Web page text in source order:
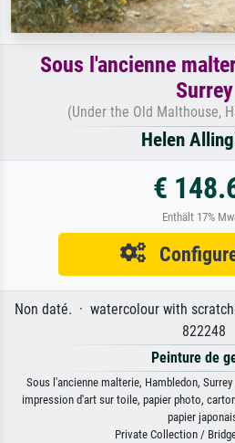
Sous l'ancienne
Surrey
(Under the Old Malthouse,
Helen
€
Enthält 17%
Non daté. · watercolour with
822248
Peinture de
Sous l'ancienne malterie, Hambledon,
impression d'art sur toile, papier photo,
papier
Private Collection /